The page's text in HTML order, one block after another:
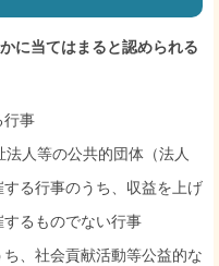
に当てはまると認められる
行事
人等の公共的団体（法人
る行事のうち、収益を上げ
るものでない行事
、社会貢献活動等公益的な